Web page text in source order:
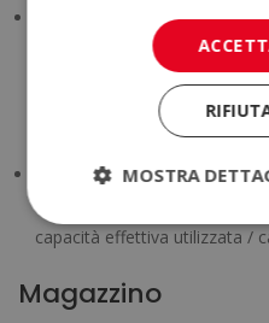
Puntualità della
che rivela l’efficienza dei
finale) e consente di
eventualmente la necessità
consegne puntuali / nº totale
Tasso di impiego del
capacità di trasporto,
capacità effettiva utilizzata /
Magazzino
MOSTRA